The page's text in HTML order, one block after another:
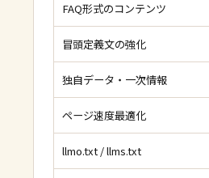
FAQ形式のコンテンツ
冒頭定義文の強化
独自データ・一次情報
ページ速度最適化
llmo.txt / llms.txt